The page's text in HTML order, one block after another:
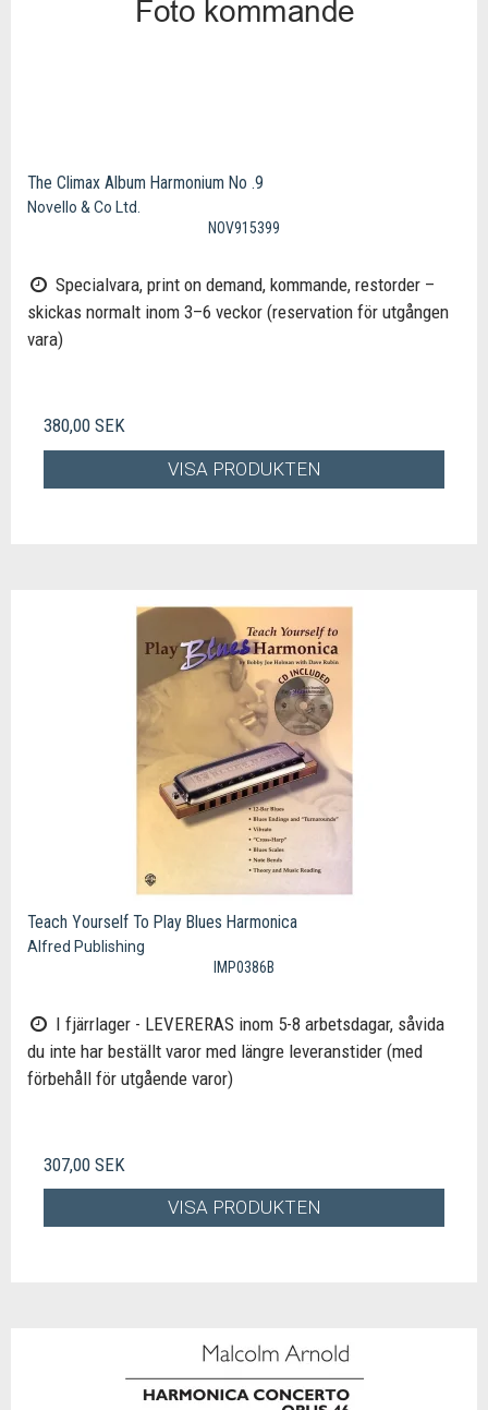
The Climax Album Harmonium No .9
Novello & Co Ltd.
NOV915399
Specialvara, print on demand, kommande, restorder –
skickas normalt inom 3–6 veckor (reservation för utgången
vara)
380,00 SEK
VISA PRODUKTEN
Teach Yourself To Play Blues Harmonica
Alfred Publishing
IMP0386B
I fjärrlager - LEVERERAS inom 5-8 arbetsdagar, såvida
du inte har beställt varor med längre leveranstider (med
förbehåll för utgående varor)
307,00 SEK
VISA PRODUKTEN